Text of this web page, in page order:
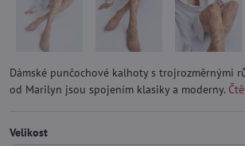
Dámské punčochové kalhoty s trojrozměrnými
od Marilyn jsou spojením klasiky a moderny.
Velikost